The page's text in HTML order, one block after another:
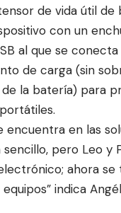
de vida útil de
con un
al que se
de carga (sin
la batería) para
encuentra en las
sencillo, pero Leo
ahora
indica